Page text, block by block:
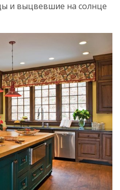
и выцвевшие на солнце